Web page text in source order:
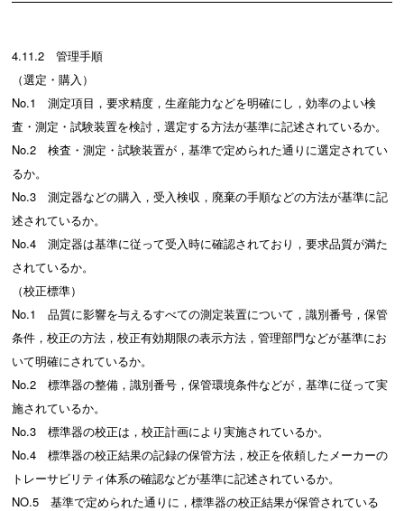
4.11.2 管理手順
（選定・購入）
No.1 測定項目，要求精度，生産能力などを明確にし，効率のよい検
査・測定・試験装置を検討，選定する方法が基準に記述されているか。
No.2 検査・測定・試験装置が，基準で定められた通りに選定されてい
るか。
No.3 測定器などの購入，受入検収，廃棄の手順などの方法が基準に記
述されているか。
No.4 測定器は基準に従って受入時に確認されており，要求品質が満た
されているか。
（校正標準）
No.1 品質に影響を与えるすべての測定装置について，識別番号，保管
条件，校正の方法，校正有効期限の表示方法，管理部門などが基準にお
いて明確にされているか。
No.2 標準器の整備，識別番号，保管環境条件などが，基準に従って実
施されているか。
No.3 標準器の校正は，校正計画により実施されているか。
No.4 標準器の校正結果の記録の保管方法，校正を依頼したメーカーの
トレーサビリティ体系の確認などが基準に記述されているか。
NO.5 基準で定められた通りに，標準器の校正結果が保管されている